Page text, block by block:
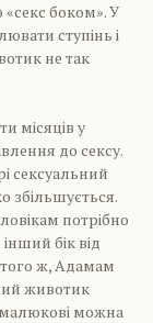
«секс боком». У
ступінь і
не так
місяців у
до сексу.
сексуальний
збільшується.
потрібно
бік від
того ж, Адамам
животик
малюкові можна